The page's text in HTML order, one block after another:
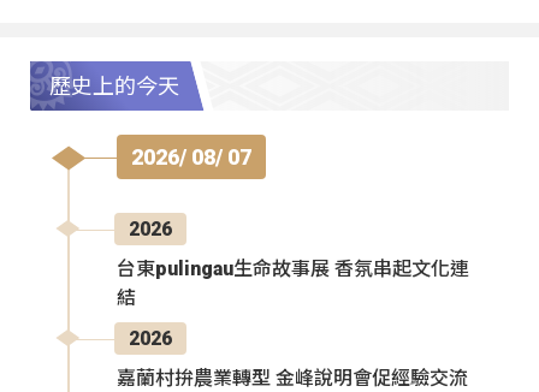
歷史上的今天
2026/ 08/ 07
2026
台東pulingau生命故事展 香氛串起文化連
結
2026
嘉蘭村拚農業轉型 金峰說明會促經驗交流